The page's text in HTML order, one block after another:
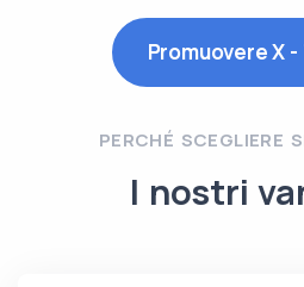
Promuovere X
PERCHÉ SCEGLIERE
I nostri